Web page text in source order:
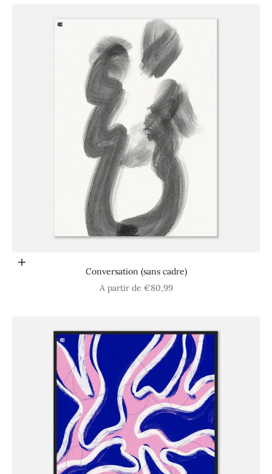
Choisir les options
Conversation (sans cadre)
Prix de vente
A partir de €80,99